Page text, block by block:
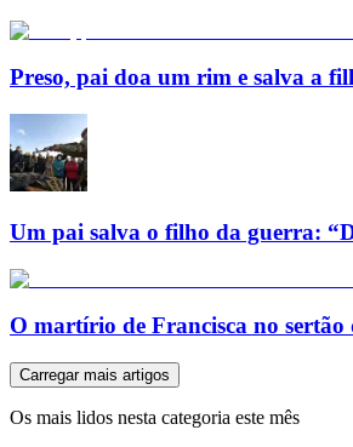
Preso, pai doa um rim e salva a
Um pai salva o filho da guerra:
O martírio de Francisca no
Carregar mais artigos
Os mais lidos nesta categoria este mês